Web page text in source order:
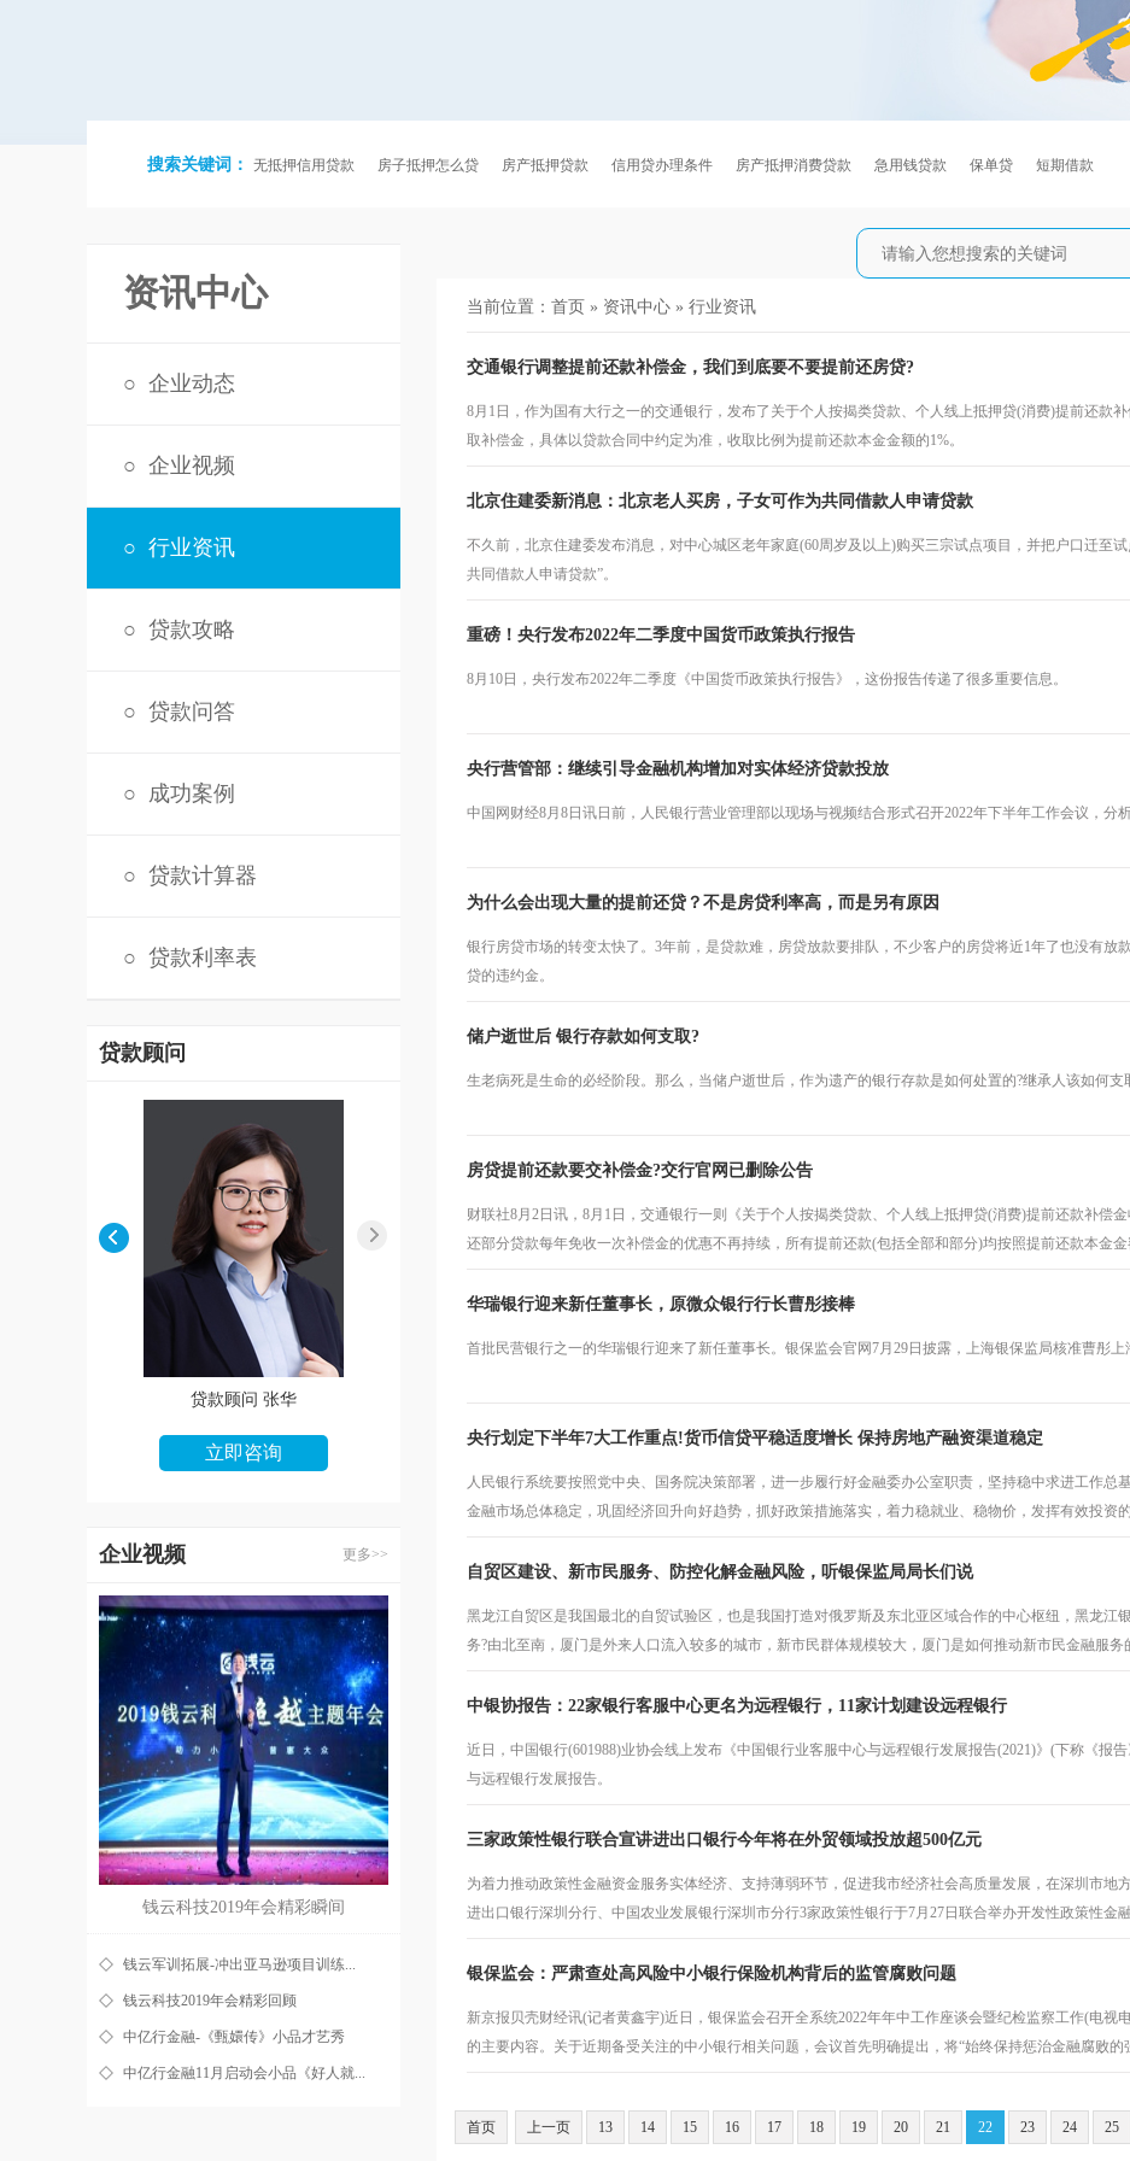
搜索关键词： 无抵押信用贷款 房子抵押怎么贷 房产抵押贷款 信用贷办理条件 房产抵押消费贷款 急用钱贷款 保单贷 短期借款
资讯中心
○ 企业动态
○ 企业视频
○ 行业资讯
○ 贷款攻略
○ 贷款问答
○ 成功案例
○ 贷款计算器
○ 贷款利率表
贷款顾问
贷款顾问 朱婷婷 贷款顾问 王娜
立即咨询
企业视频 更多>>
钱云科技2019年会精彩瞬间
钱云军训拓展-冲出亚马逊项目训练...
钱云科技2019年会精彩回顾
中亿行金融-《甄嬛传》小品才艺秀
中亿行金融11月启动会小品《好人就...
当前位置： 首页 » 资讯中心 » 行业资讯
交通银行调整提前还款补偿金，我们到底要不要提前还房贷?
8月1日，作为国有大行之一的交通银行，发布了关于个人按揭类贷款、个人线上抵押贷(消费)提前还款
取补偿金，具体以贷款合同中约定为准，收取比例为提前还款本金金额的1%。
北京住建委新消息：北京老人买房，子女可作为共同借款人申请贷款
不久前，北京住建委发布消息，对中心城区老年家庭(60周岁及以上)购买三宗试点项目，并把户口迁至
共同借款人申请贷款”。
重磅！央行发布2022年二季度中国货币政策执行报告
8月10日，央行发布2022年二季度《中国货币政策执行报告》，这份报告传递了很多重要信息。
央行营管部：继续引导金融机构增加对实体经济贷款投放
中国网财经8月8日讯日前，人民银行营业管理部以现场与视频结合形式召开2022年下半年工作会议，分
为什么会出现大量的提前还贷？不是房贷利率高，而是另有原因
银行房贷市场的转变太快了。3年前，是贷款难，房贷放款要排队，不少客户的房贷将近1年了也没有
贷的违约金。
储户逝世后 银行存款如何支取?
生老病死是生命的必经阶段。那么，当储户逝世后，作为遗产的银行存款是如何处置的?继承人该如何支
房贷提前还款要交补偿金?交行官网已删除公告
财联社8月2日讯，8月1日，交通银行一则《关于个人按揭类贷款、个人线上抵押贷(消费)提前还款补偿
还部分贷款每年免收一次补偿金的优惠不再持续，所有提前还款(包括全部和部分)均按照提前还款本金金
华瑞银行迎来新任董事长，原微众银行行长曹彤接棒
首批民营银行之一的华瑞银行迎来了新任董事长。银保监会官网7月29日披露，上海银保监局核准曹彤
央行划定下半年7大工作重点!货币信贷平稳适度增长 保持房地产融资渠道稳定
人民银行系统要按照党中央、国务院决策部署，进一步履行好金融委办公室职责，坚持稳中求进工作
金融市场总体稳定，巩固经济回升向好趋势，抓好政策措施落实，着力稳就业、稳物价，发挥有效投资
自贸区建设、新市民服务、防控化解金融风险，听银保监局局长们说
黑龙江自贸区是我国最北的自贸试验区，也是我国打造对俄罗斯及东北亚区域合作的中心枢纽，黑龙江
务?由北至南，厦门是外来人口流入较多的城市，新市民群体规模较大，厦门是如何推动新市民金融服务
中银协报告：22家银行客服中心更名为远程银行，11家计划建设远程银行
近日，中国银行(601988)业协会线上发布《中国银行业客服中心与远程银行发展报告(2021)》(下称《报
与远程银行发展报告。
三家政策性银行联合宣讲进出口银行今年将在外贸领域投放超500亿元
为着力推动政策性金融资金服务实体经济、支持薄弱环节，促进我市经济社会高质量发展，在深圳市地
进出口银行深圳分行、中国农业发展银行深圳市分行3家政策性银行于7月27日联合举办开发性政策性金
银保监会：严肃查处高风险中小银行保险机构背后的监管腐败问题
新京报贝壳财经讯(记者黄鑫宇)近日，银保监会召开全系统2022年年中工作座谈会暨纪检监察工作(电视
的主要内容。关于近期备受关注的中小银行相关问题，会议首先明确提出，将“始终保持惩治金融腐败的
首页 上一页 13 14 15 16 17 18 19 20 21 22 23 24 25